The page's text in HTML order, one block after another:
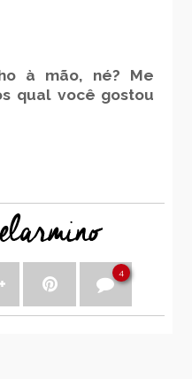
à mão, né? Me
qual você gostou
4